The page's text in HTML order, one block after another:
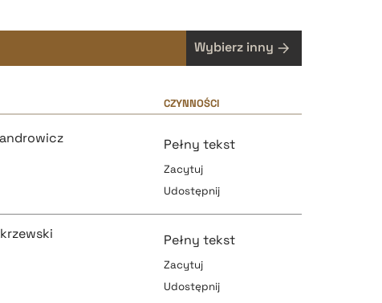
Wybierz inny
CZYNNOŚCI
Pełny tekst
Zacytuj
Udostępnij
Pełny tekst
Zacytuj
Udostępnij